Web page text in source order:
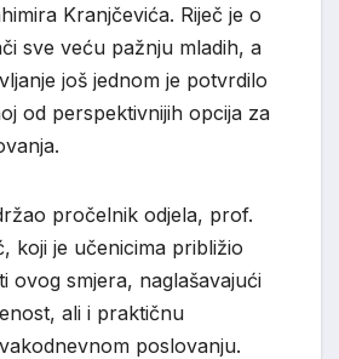
Kranjčevića. Riječ je o
sve veću pažnju mladih, a
još jednom je potvrdilo
od perspektivnijih opcija za
pročelnik odjela, prof.
koji je učenicima približio
ovog smjera, naglašavajući
ali i praktičnu
poslovanju.